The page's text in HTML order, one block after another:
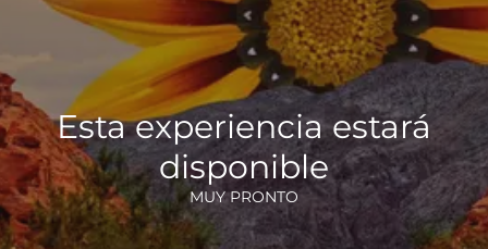
Esta experiencia estará
disponible
MUY PRONTO